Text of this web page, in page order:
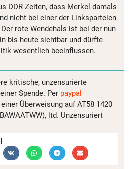
DDR-Zeiten, dass Merkel damals
nicht bei einer der Linksparteien
Der rote Wendehals ist bei der nun
bis heute sichtbar und dürfte
wesentlich beeinflussen.
kritische, unzensurierte
Spende. Per paypal
Überweisung auf AT58 1420
ltd. Unzensuriert